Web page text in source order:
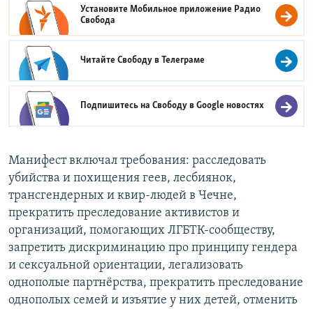
Установите Мобильное приложение Радио
Свобода
Читайте Свободу вТелеграме
Подпишитесь на Свободу вGoogle новостях
Манифест включал требования: расследовать
убийства и похищения геев, лесбиянок,
трансгендерных и квир-людей в Чечне,
прекратить преследование активистов и
организаций, помогающих ЛГБТК-сообществу,
запретить дискриминацию про принципу гендера
и сексуальной ориентации, легализовать
однополые партнёрства, прекратить преследование
однополых семей и изъятие у них детей, отменить